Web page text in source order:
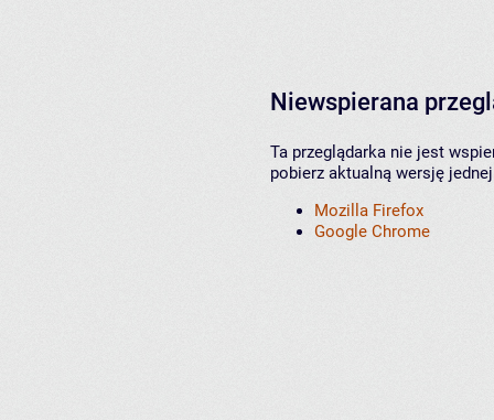
Niewspierana
Ta przeglądarka nie jest
pobierz aktualną wersję
Mozilla Firefox
Google Chrome